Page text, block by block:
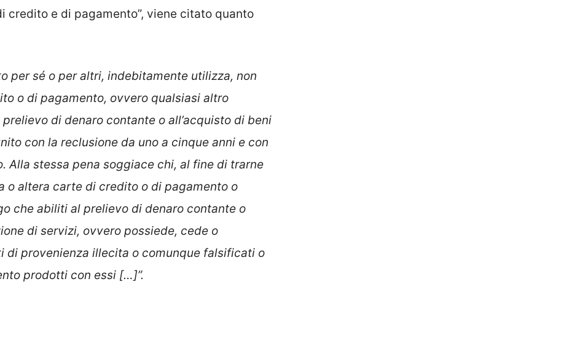
e di pagamento”, viene citato quanto
per sé o per altri, indebitamente utilizza, non
o di pagamento, ovvero qualsiasi altro
di denaro contante o all’acquisto di beni
con la reclusione da uno a cinque anni e con
Alla stessa pena soggiace chi, al fine di trarne
o altera carte di credito o di pagamento o
che abiliti al prelievo di denaro contante o
di servizi, ovvero possiede, cede o
di provenienza illecita o comunque falsificati o
prodotti con essi […]”.